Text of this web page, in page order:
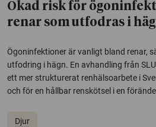
Ökad risk för
renar som utfodras i
Ögoninfektioner är vanligt bland renar,
utfodring i hägn. En avhandling från
ett mer strukturerat renhälsoarbete i
och för en hållbar renskötsel i en
Djur